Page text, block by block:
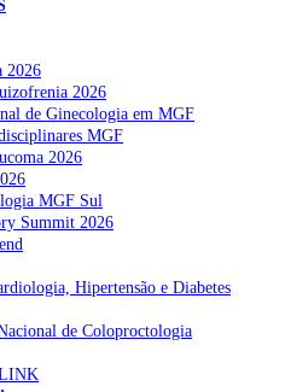
aos cheques psicólogo e
7 de Agosto, 2026
endoscópica do ouvido com
7 de Agosto, 2026
sobre eventual gestão
riscos no novo sistema de acesso
Agosto, 2026
2026
2026
de Ginecologia em MGF
MGF
2026
MGF Sul
Summit 2026
Hipertensão e Diabetes
de Coloproctologia